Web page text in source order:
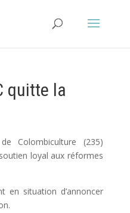
quitte la
Colombiculture (235)
loyal aux réformes
en situation d’annoncer